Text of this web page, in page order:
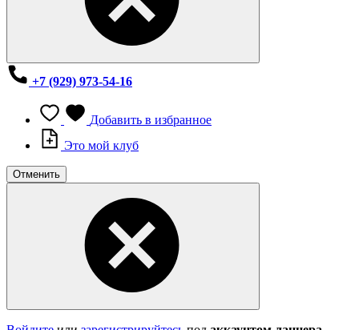
+7 (929) 973-54-16
Добавить в избранное
Это мой клуб
Отменить